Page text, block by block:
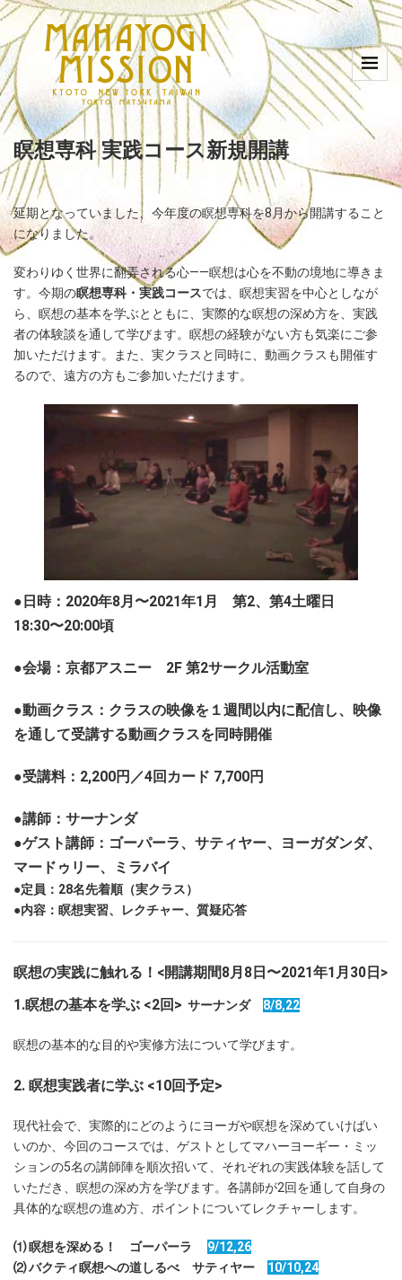
瞑想専科 実践コース新規開講
延期となっていました、今年度の瞑想専科を8月から開講すること
になりました。
変わりゆく世界に翻弄される心――瞑想は心を不動の境地に導きま
す。今期の瞑想専科・実践コースでは、瞑想実習を中心としなが
ら、瞑想の基本を学ぶとともに、実際的な瞑想の深め方を、実践
者の体験談を通して学びます。瞑想の経験がない方も気楽にご参
加いただけます。また、実クラスと同時に、動画クラスも開催す
るので、遠方の方もご参加いただけます。
●日時：2020年8月〜2021年1月 第2、第4土曜日
18:30〜20:00頃
●会場：京都アスニー 2F 第2サークル活動室
●動画クラス：クラスの映像を１週間以内に配信し、映像
を通して受講する動画クラスを同時開催
●受講料：2,200円／4回カード 7,700円
●講師：サーナンダ
●ゲスト講師：ゴーパーラ、サティヤー、ヨーガダンダ、
マードゥリー、ミラバイ
●定員：28名先着順（実クラス）
●内容：瞑想実習、レクチャー、質疑応答
瞑想の実践に触れる！<開講期間8月8日〜2021年1月30日>
1.瞑想の基本を学ぶ <2回> サーナンダ 8/8,22
瞑想の基本的な目的や実修方法について学びます。
2. 瞑想実践者に学ぶ <10回予定>
現代社会で、実際的にどのようにヨーガや瞑想を深めていけばい
いのか、今回のコースでは、ゲストとしてマハーヨーギー・ミッ
ションの5名の講師陣を順次招いて、それぞれの実践体験を話して
いただき、瞑想の深め方を学びます。各講師が2回を通して自身の
具体的な瞑想の進め方、ポイントについてレクチャーします。
⑴ 瞑想を深める！ ゴーパーラ 9/12,26
⑵ バクティ瞑想への道しるべ サティヤー 10/10,24